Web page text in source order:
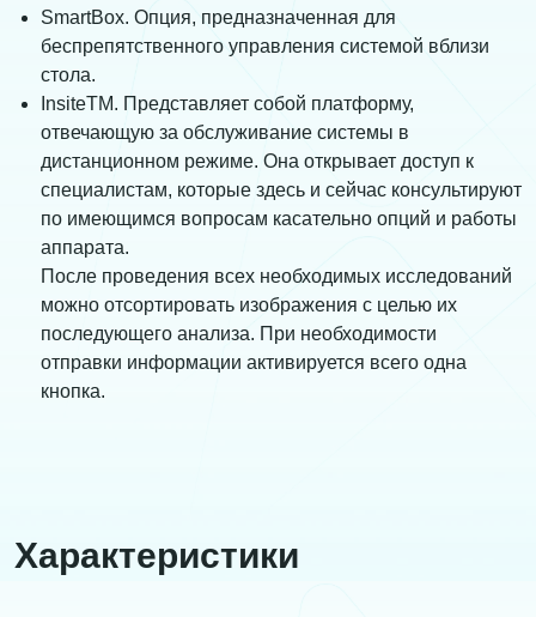
SmartBox. Опция, предназначенная для
беспрепятственного управления системой вблизи
стола.
InsiteTM. Представляет собой платформу,
отвечающую за обслуживание системы в
дистанционном режиме. Она открывает доступ к
специалистам, которые здесь и сейчас консультируют
по имеющимся вопросам касательно опций и работы
аппарата.
После проведения всех необходимых исследований
можно отсортировать изображения с целью их
последующего анализа. При необходимости
отправки информации активируется всего одна
кнопка.
Характеристики